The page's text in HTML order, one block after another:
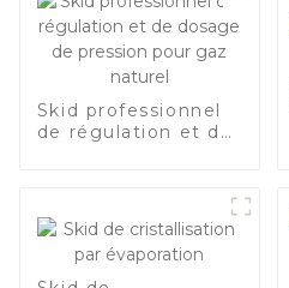
Skid professionnel
de régulation et de